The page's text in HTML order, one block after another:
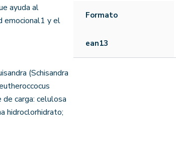
ayuda al
emocional1 y el
(Schisandra
carga: celulosa
hidroclorhidrato;
Formato
ean13